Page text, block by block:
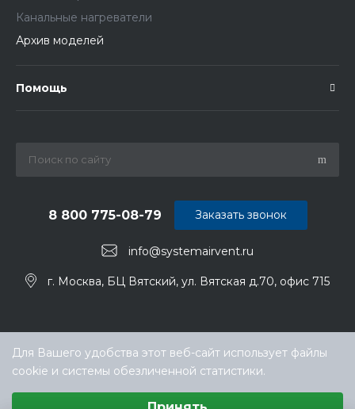
Канальные нагреватели
Архив моделей
Помощь
info@systemairvent.ru
8 800 775-08-79
г. Москва, БЦ Вятский, ул. Вятская д.70, офис 715
Заказать звонок
Для Вашего удобства этот веб-сайт использует файлы
cookie и системы обезличенной статистики.